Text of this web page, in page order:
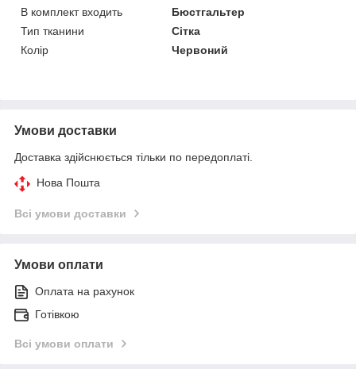
В комплект входить
Бюстгальтер
Тип тканини
Сітка
Колір
Червоний
Умови доставки
Доставка здійснюється тільки по передоплаті.
Нова Пошта
Всі умови доставки
Умови оплати
Оплата на рахунок
Готівкою
Всі умови оплати